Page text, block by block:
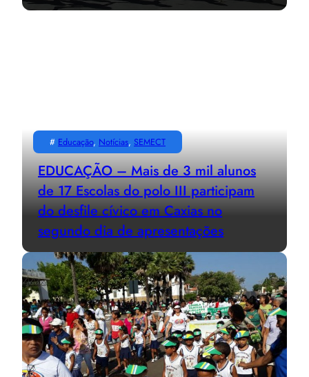
# Educação, Notícias, SEMECT
EDUCAÇÃO – Mais de 3 mil alunos
de 17 Escolas do polo III participam
do desfile cívico em Caxias no
segundo dia de apresentações